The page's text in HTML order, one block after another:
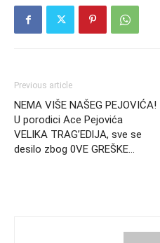
Previous article
NEMA VIŠE NAŠEG PEJOVIĆA!
U porodici Ace Pejovića
VELlKA TRAG’EDlJA, sve se
desilo zbog 0VE GREŠKE…